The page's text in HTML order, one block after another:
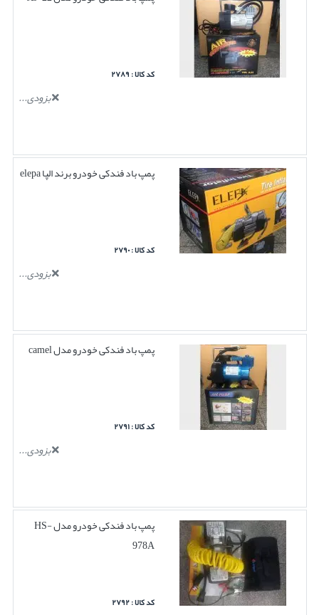
کد کالا : ۲۷۸۹
بزودی...
پمپ باد فندکی خودرو برند الپا elepa
کد کالا : ۲۷۹۰
بزودی...
پمپ باد فندکی خودرو مدل camel
کد کالا : ۲۷۹۱
بزودی...
پمپ باد فندکی خودرو مدل HS-
978A
کد کالا : ۲۷۹۲